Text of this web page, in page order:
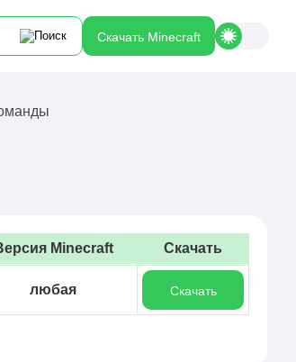
Скачать Minecraft
Minecraft Скачать
любая Скачать